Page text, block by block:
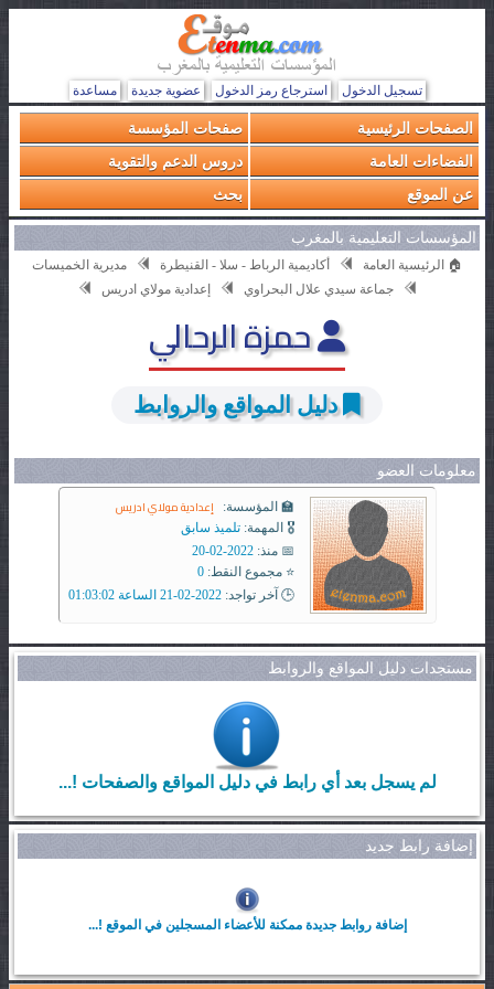
تسجيل الدخول استرجاع رمز الدخول عضوية جديدة مساعدة
الصفحات الرئيسية
صفحات المؤسسة
الفضاءات العامة
دروس الدعم والتقوية
عن الموقع
بحث
المؤسسات التعليمية بالمغرب
🏠 الرئيسية العامة أكاديمية الرباط - سلا - القنيطرة
مديرية الخميسات
جماعة سيدي علال البحراوي
إعدادية مولاي ادريس
حمزة الرحالي
دليل المواقع والروابط
معلومات العضو
🏫 المؤسسة: إعدادية مولاي ادريس
🎖️ المهمة: تلميذ سابق
📅 منذ: 2022-02-20
⭐ مجموع النقط: 0
🕒 آخر تواجد: 2022-02-21 الساعة 01:03:02
مستجدات دليل المواقع والروابط
لم يسجل بعد أي رابط في دليل المواقع والصفحات !...
إضافة رابط جديد
إضافة روابط جديدة ممكنة للأعضاء المسجلين في الموقع !...